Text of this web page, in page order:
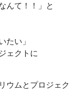
んて！！」と
たい」
ェクトに
ウムとプロジェク